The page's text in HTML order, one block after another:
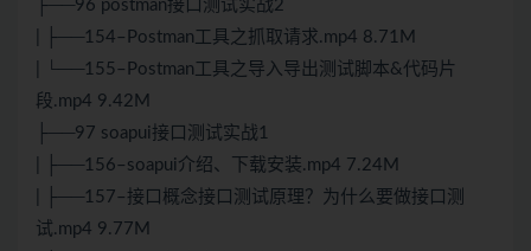
├──96 postman接口测试实战2
| ├──154–Postman工具之抓取请求.mp4 8.71M
| └──155–Postman工具之导入导出测试脚本&代码片
段.mp4 9.42M
├──97 soapui接口测试实战1
| ├──156–soapui介绍、下载安装.mp4 7.24M
| ├──157–接口概念接口测试原理？为什么要做接口测
试.mp4 9.77M